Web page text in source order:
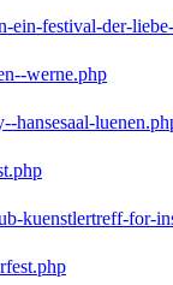
ein-festival-der-
werne.php
hansesaal-
kuenstlertreff-for-